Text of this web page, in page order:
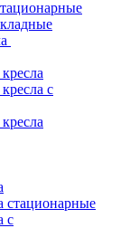
с
стационарные
с